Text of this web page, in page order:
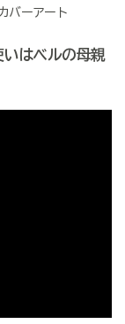
バーアート
はベルの母親